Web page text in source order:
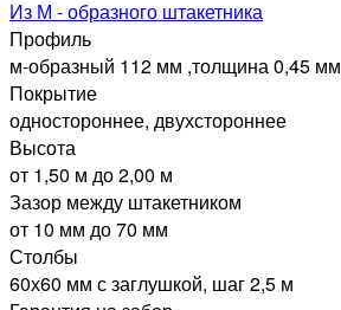
Из М - образного штакетника
Профиль
м-образный 112 мм ,толщина 0,45 мм
Покрытие
одностороннее, двухстороннее
Высота
от 1,50 м до 2,00 м
Зазор между штакетником
от 10 мм до 70 мм
Столбы
60х60 мм с заглушкой, шаг 2,5 м